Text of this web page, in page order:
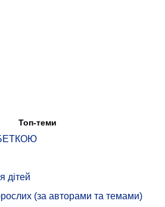
Топ-теми
дітей
(за авторами та темами)